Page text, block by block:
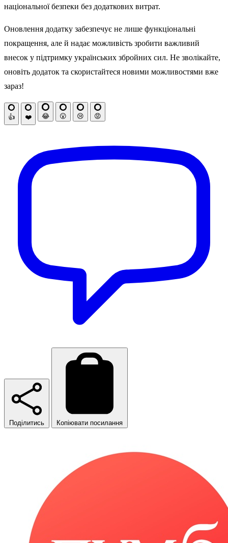
національної безпеки без додаткових витрат.
Оновлення додатку забезпечує не лише функціональні
покращення, але й надає можливість зробити важливий
внесок у підтримку українських збройних сил. Не зволікайте,
оновіть додаток та скористайтеся новими можливостями вже
зараз!
👍 ❤️ 😂 😮 😢 😡
Поділитись Копіювати посилання